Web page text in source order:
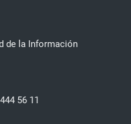
de la Información
56 11